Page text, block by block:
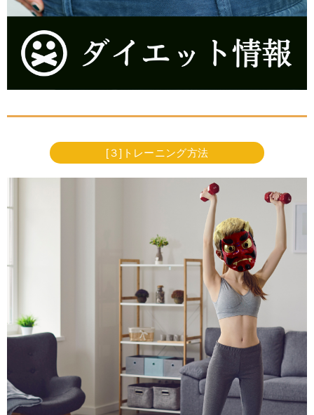
[３]トレーニング方法